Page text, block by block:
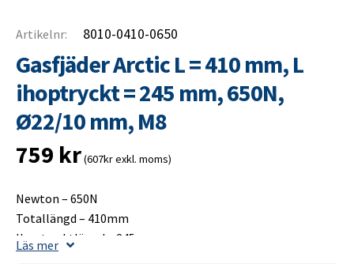
Artikelnr: 8010-0410-0650
Gasfjäder Arctic L = 410 mm, L
ihoptryckt = 245 mm, 650N,
Ø22/10 mm, M8
759 kr(607kr exkl. moms)
Newton – 650N
Totallängd – 410mm
Ihoptrycktlängd – 245mm
Läs mer